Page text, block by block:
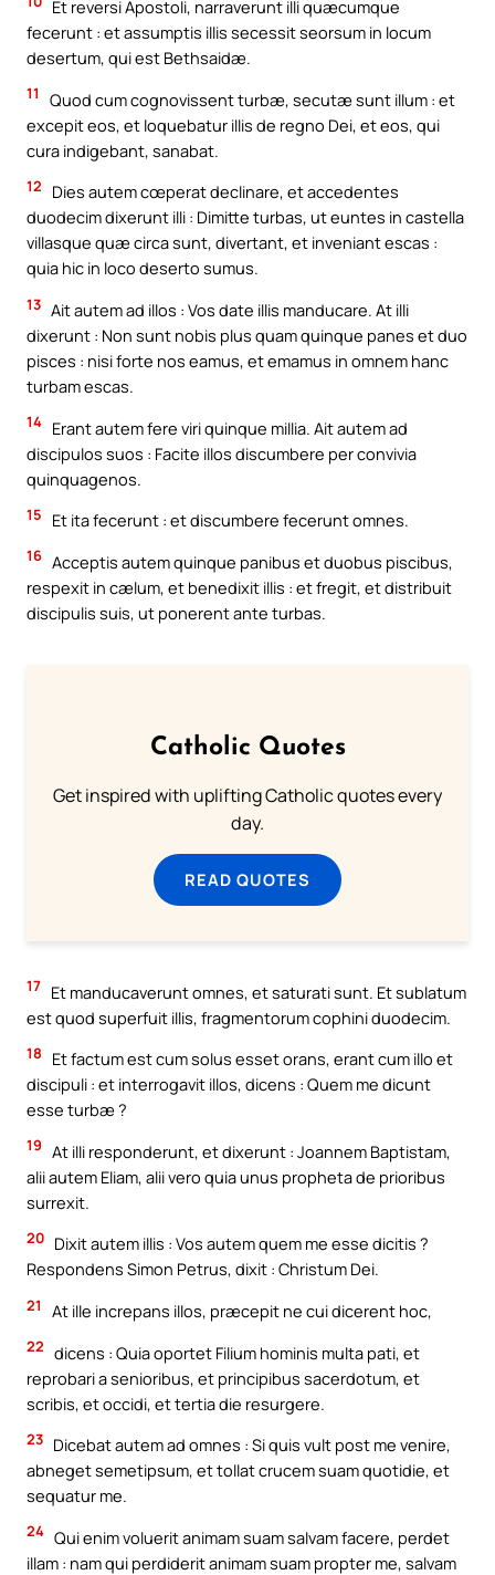
Et reversi Apostoli, narraverunt illi quæcumque
fecerunt : et assumptis illis secessit seorsum in locum
desertum, qui est Bethsaidæ.
11
Quod cum cognovissent turbæ, secutæ sunt illum : et
excepit eos, et loquebatur illis de regno Dei, et eos, qui
cura indigebant, sanabat.
12
Dies autem cœperat declinare, et accedentes
duodecim dixerunt illi : Dimitte turbas, ut euntes in castella
villasque quæ circa sunt, divertant, et inveniant escas :
quia hic in loco deserto sumus.
13 Ait autem ad illos : Vos date illis manducare. At illi
dixerunt : Non sunt nobis plus quam quinque panes et duo
pisces : nisi forte nos eamus, et emamus in omnem hanc
turbam escas.
14 Erant autem fere viri quinque millia. Ait autem ad
discipulos suos : Facite illos discumbere per convivia
quinquagenos.
15 Et ita fecerunt : et discumbere fecerunt omnes.
16 Acceptis autem quinque panibus et duobus piscibus,
respexit in cælum, et benedixit illis : et fregit, et distribuit
discipulis suis, ut ponerent ante turbas.
Catholic Quotes
Get inspired with uplifting Catholic quotes every
day.
READ QUOTES
17 Et manducaverunt omnes, et saturati sunt. Et sublatum
est quod superfuit illis, fragmentorum cophini duodecim.
18
Et factum est cum solus esset orans, erant cum illo et
discipuli : et interrogavit illos, dicens : Quem me dicunt
esse turbæ ?
19 At illi responderunt, et dixerunt : Joannem Baptistam,
alii autem Eliam, alii vero quia unus propheta de prioribus
surrexit.
20 Dixit autem illis : Vos autem quem me esse dicitis ?
Respondens Simon Petrus, dixit : Christum Dei.
21 At ille increpans illos, præcepit ne cui dicerent hoc,
22 dicens : Quia oportet Filium hominis multa pati, et
reprobari a senioribus, et principibus sacerdotum, et
scribis, et occidi, et tertia die resurgere.
23 Dicebat autem ad omnes : Si quis vult post me venire,
abneget semetipsum, et tollat crucem suam quotidie, et
sequatur me.
24 Qui enim voluerit animam suam salvam facere, perdet
illam : nam qui perdiderit animam suam propter me, salvam